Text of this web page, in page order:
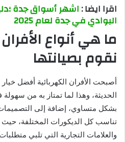
اقرا ايضا :اشهر أسواق جدة
البوادي في جدة لعام 2025
ما هي أنواع
نقوم بصيانتها
أصبحت الأفران الكهربائية أفضل خيار
الحديثة، وهذا لما تمتاز به من
بشكل متساوي، إضافة إلى التصميمات
تناسب كل الديكورات المختلفة، حيث
والعلامات التجارية التي تلبي